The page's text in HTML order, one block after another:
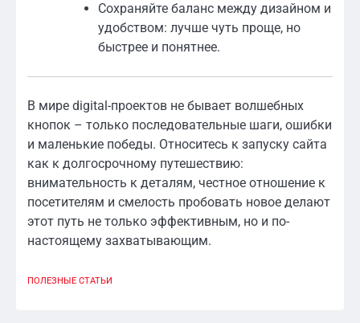
Сохраняйте баланс между дизайном и
удобством: лучше чуть проще, но
быстрее и понятнее.
В мире digital-проектов не бывает волшебных
кнопок – только последовательные шаги, ошибки
и маленькие победы. Относитесь к запуску сайта
как к долгосрочному путешествию:
внимательность к деталям, честное отношение к
посетителям и смелость пробовать новое делают
этот путь не только эффективным, но и по-
настоящему захватывающим.
ПОЛЕЗНЫЕ СТАТЬИ